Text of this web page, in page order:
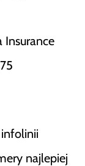
Insurance
najlepiej